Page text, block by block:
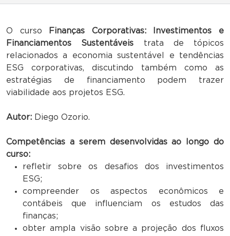
O curso
Finanças Corporativas: Investimentos e
Financiamentos Sustentáveis trata de tópicos
relacionados a economia sustentável e tendências
ESG corporativas, discutindo também como as
estratégias de financiamento podem trazer
viabilidade aos projetos ESG.
Autor: Diego Ozorio.
Competências a serem desenvolvidas ao longo do
curso:
refletir sobre os desafios dos investimentos
ESG;
compreender os aspectos econômicos e
contábeis que influenciam os estudos das
finanças;
obter ampla visão sobre a projeção dos fluxos